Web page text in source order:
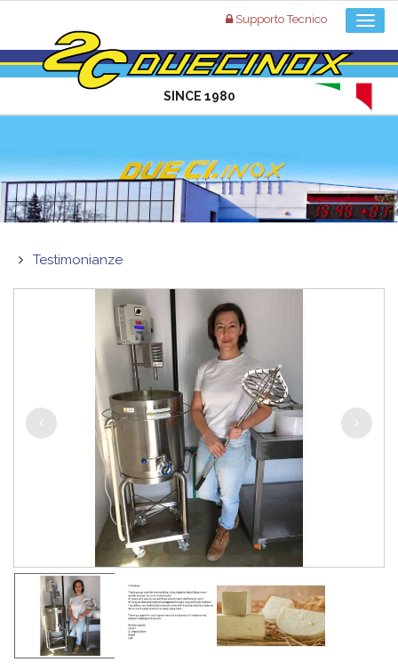
Supporto Tecnico
SINCE 1980
Testimonianze